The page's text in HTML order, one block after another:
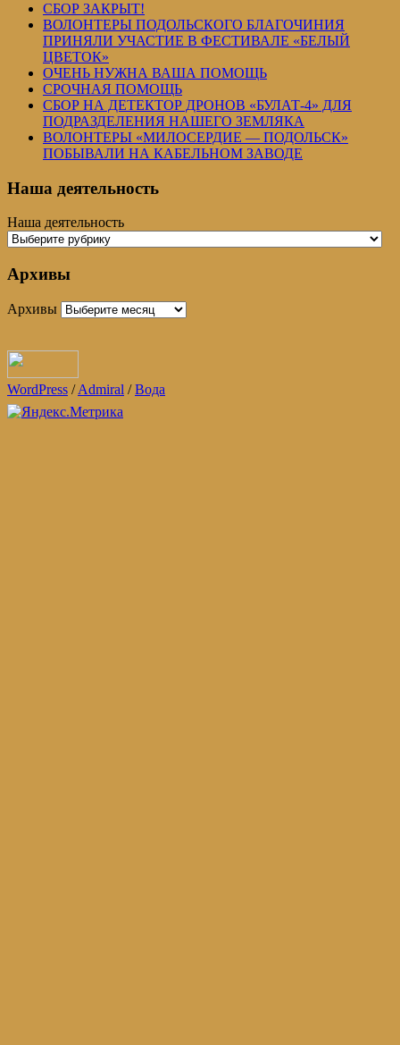
СБОР ЗАКРЫТ!
ВОЛОНТЕРЫ ПОДОЛЬСКОГО БЛАГОЧИНИЯ
ПРИНЯЛИ УЧАСТИЕ В ФЕСТИВАЛЕ «БЕЛЫЙ
ЦВЕТОК»
ОЧЕНЬ НУЖНА ВАША ПОМОЩЬ
СРОЧНАЯ ПОМОЩЬ
СБОР НА ДЕТЕКТОР ДРОНОВ «БУЛАТ-4» ДЛЯ
ПОДРАЗДЕЛЕНИЯ НАШЕГО ЗЕМЛЯКА
ВОЛОНТЕРЫ «МИЛОСЕРДИЕ — ПОДОЛЬСК»
ПОБЫВАЛИ НА КАБЕЛЬНОМ ЗАВОДЕ
Наша деятельность
Наша деятельность
Архивы
Архивы
WordPress /Admiral /Вода